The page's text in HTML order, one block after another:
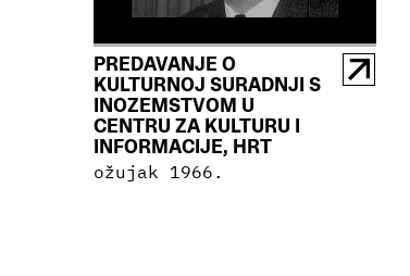
PREDAVANJE O
KULTURNOJ SURADNJI S
INOZEMSTVOM U
CENTRU ZA KULTURU I
INFORMACIJE, HRT
ožujak 1966.